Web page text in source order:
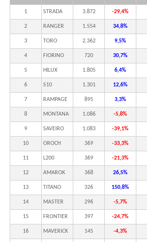
1 STRADA 3.872 -29,4%
2 RANGER 1.554 34,8%
3 TORO 2.362 9,5%
4 FIORINO 720 30,7%
5 HILUX 1.805 6,4%
6 S10 1.301 12,6%
7 RAMPAGE 895 3,3%
8 MONTANA 1.086 -5,8%
9 SAVEIRO 1.083 -39,1%
10 OROCH 369 -33,3%
11 L200 369 -21,3%
12 AMAROK 368 26,5%
13 TITANO 326 150,8%
14 MASTER 296 -5,7%
15 FRONTIER 397 -24,7%
16 MAVERICK 145 -4,3%